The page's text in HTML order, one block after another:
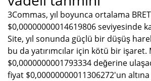
3Commas, yıl boyunca ortalama
$0,00000000014619806 seviyesinde
Site, yıl sonunda güçlü bir düşüş
bu da yatırımcılar için kötü bir
$0,0000000001793334 değerine
fiyat $0,00000000011306272'un